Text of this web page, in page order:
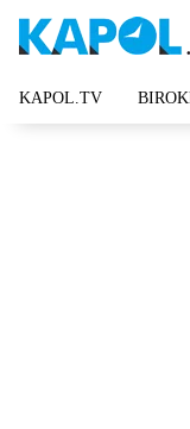
KAPOL.TV